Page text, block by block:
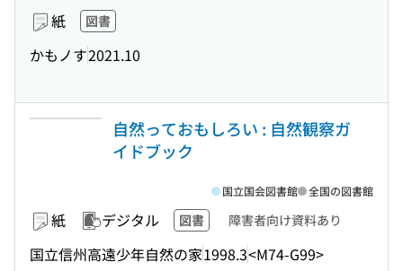
紙 図書
かもノす2021.10
自然っておもしろい : 自然観察ガ
イドブック
紙 デジタル 図書 障害者向け資料あり
国立信州高遠少年自然の家1998.3<M74-G99>
国立国会図書館 全国の図書館